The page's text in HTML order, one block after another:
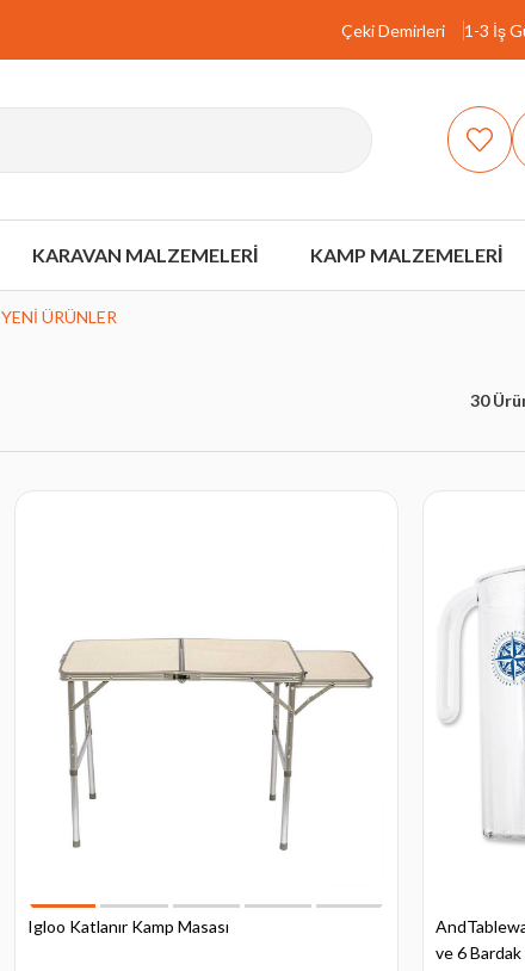
Çeki Demirleri 1-3 İş
KARAVAN MALZEMELERİ KAMP MALZEMELERİ
YENİ ÜRÜNLER
30
Igloo Katlanır Kamp Masası
ve 6